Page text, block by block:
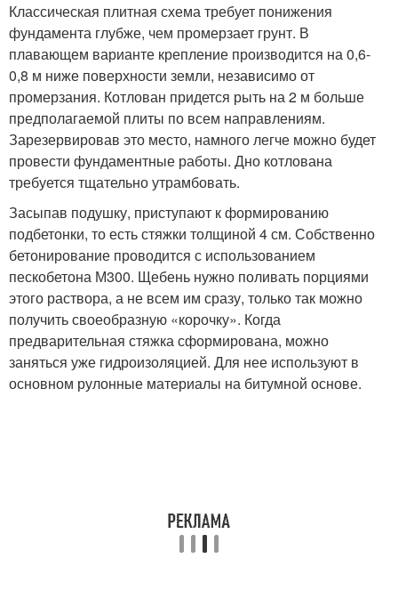
Классическая плитная схема требует понижения
фундамента глубже, чем промерзает грунт. В
плавающем варианте крепление производится на 0,6-
0,8 м ниже поверхности земли, независимо от
промерзания. Котлован придется рыть на 2 м больше
предполагаемой плиты по всем направлениям.
Зарезервировав это место, намного легче можно будет
провести фундаментные работы. Дно котлована
требуется тщательно утрамбовать.
Засыпав подушку, приступают к формированию
подбетонки, то есть стяжки толщиной 4 см. Собственно
бетонирование проводится с использованием
пескобетона М300. Щебень нужно поливать порциями
этого раствора, а не всем им сразу, только так можно
получить своеобразную «корочку». Когда
предварительная стяжка сформирована, можно
заняться уже гидроизоляцией. Для нее используют в
основном рулонные материалы на битумной основе.